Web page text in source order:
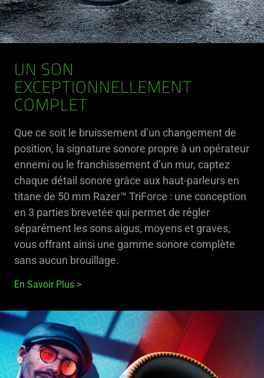
UN SON
EXCEPTIONNELLEMENT
COMPLET
Que ce soit le bruissement d’un changement de
position, la signature sonore propre à un opérateur
ennemi ou le franchissement d’un mur, captez
chaque détail sonore grâce aux haut-parleurs en
titane de 50 mm Razer™ TriForce : une conception
en 3 parties brevetée qui permet de régler
séparément les sons aigus, moyens et graves,
vous offrant ainsi une gamme sonore complète
sans aucun brouillage.
En Savoir Plus